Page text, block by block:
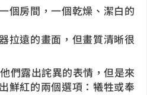
房間，一個乾燥、潔白的
遠的畫面，但畫質清晰很
露出詫異的表情，但是來
鮮紅的兩個選項：犧牲或奉